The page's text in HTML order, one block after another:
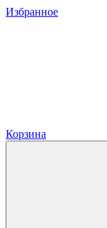
Избранное
Корзина